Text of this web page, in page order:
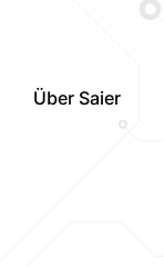
Über Saier